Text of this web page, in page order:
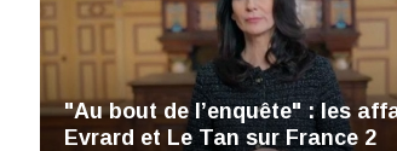
"Au bout de l’enquête" : les
Evrard et Le Tan sur France 2